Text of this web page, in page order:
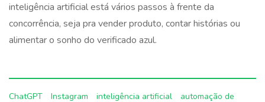
inteligência artificial está vários passos à frente da
concorrência, seja pra vender produto, contar histórias ou
alimentar o sonho do verificado azul.
ChatGPT Instagram inteligência artificial automação de